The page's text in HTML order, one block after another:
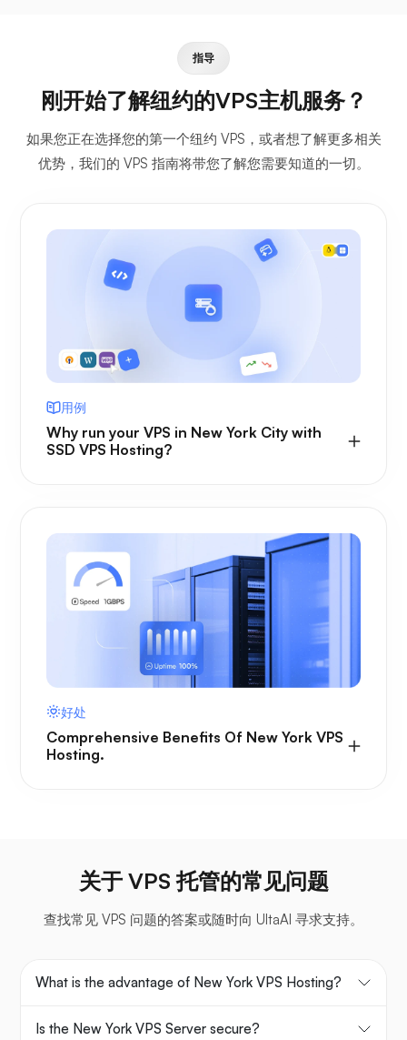
指导
刚开始了解纽约的VPS主机服务？
如果您正在选择您的第一个纽约 VPS，或者想了解更多相关
优势，我们的 VPS 指南将带您了解您需要知道的一切。
用例
Why run your VPS in New York City with
SSD VPS Hosting?
好处
Comprehensive Benefits Of New York VPS
Hosting.
关于 VPS 托管的常见问题
查找常见 VPS 问题的答案或随时向 UltaAI 寻求支持。
What is the advantage of New York VPS Hosting?
Is the New York VPS Server secure?